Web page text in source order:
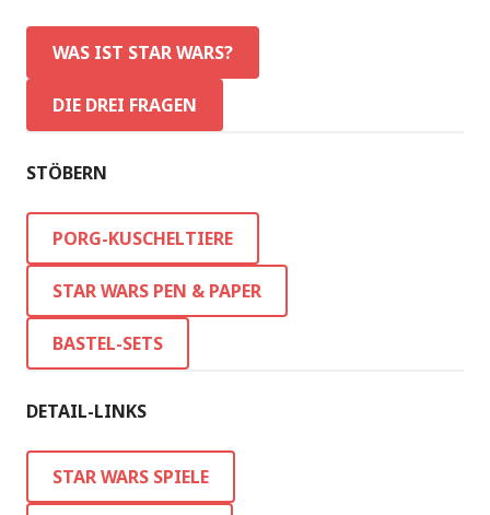
WAS IST STAR WARS?
DIE DREI FRAGEN
STÖBERN
PORG-KUSCHELTIERE
STAR WARS PEN & PAPER
BASTEL-SETS
DETAIL-LINKS
STAR WARS SPIELE